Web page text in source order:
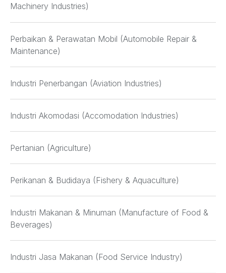
Machinery Industries)
Perbaikan & Perawatan Mobil (Automobile Repair &
Maintenance)
Industri Penerbangan (Aviation Industries)
Industri Akomodasi (Accomodation Industries)
Pertanian (Agriculture)
Perikanan & Budidaya (Fishery & Aquaculture)
Industri Makanan & Minuman (Manufacture of Food &
Beverages)
Industri Jasa Makanan (Food Service Industry)